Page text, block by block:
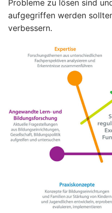
Probleme zu lösen sind
aufgegriffen werden
verbessern.